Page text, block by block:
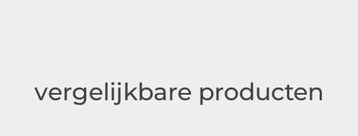
vergelijkbare producten